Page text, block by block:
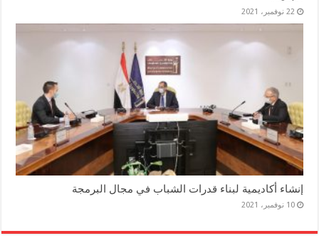
22 نوفمبر، 2021
إنشاء أكاديمية لبناء قدرات الشباب في مجال البرمجة
10 نوفمبر، 2021